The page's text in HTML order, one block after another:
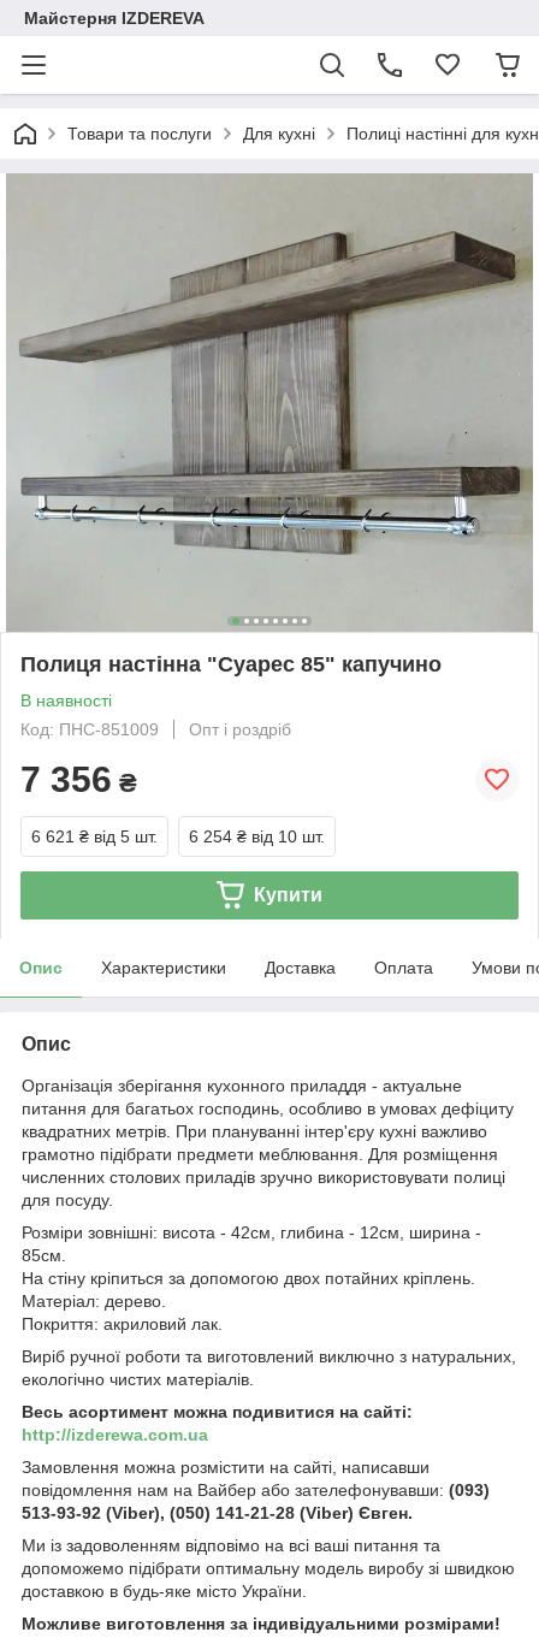
Майстерня IZDEREVA
Товари та послуги Для кухні Полиці настінні для
Полиця настінна "Суарес 85" капучино
В наявності
Код: ПНС-851009
Опт і роздріб
7 356 ₴
6 621 ₴ від 5 шт. 6 254 ₴ від 10 шт.
Купити
Опис Характеристики Доставка Оплата Умови
Опис
Організація зберігання кухонного приладдя - актуальне
питання для багатьох господинь, особливо в умовах дефіциту
квадратних метрів. При плануванні інтер'єру кухні важливо
грамотно підібрати предмети меблювання. Для розміщення
численних столових приладів зручно використовувати полиці
для посуду.
Розміри зовнішні: висота - 42см, глибина - 12см, ширина -
85см.
На стіну кріпиться за допомогою двох потайних кріплень.
Матеріал: дерево.
Покриття: акриловий лак.
Виріб ручної роботи та виготовлений виключно з натуральних,
екологічно чистих матеріалів.
Весь асортимент можна подивитися на сайті:
http://izderewa.com.ua
Замовлення можна розмістити на сайті, написавши
повідомлення нам на Вайбер або зателефонувавши: (093)
513-93-92 (Viber), (050) 141-21-28 (Viber) Євген.
Ми із задоволенням відповімо на всі ваші питання та
допоможемо підібрати оптимальну модель виробу зі швидкою
доставкою в будь-яке місто України.
Можливе виготовлення за індивідуальними розмірами!